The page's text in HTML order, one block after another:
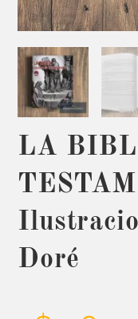
LA
Doré